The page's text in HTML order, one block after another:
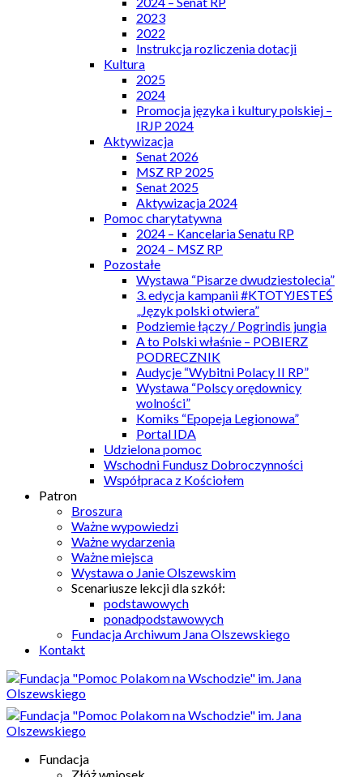
2023
2022
Instrukcja rozliczenia dotacji
Kultura
2025
2024
Promocja języka i kultury polskiej –
IRJP 2024
Aktywizacja
Senat 2026
MSZ RP 2025
Senat 2025
Aktywizacja 2024
Pomoc charytatywna
2024 – Kancelaria Senatu RP
2024 – MSZ RP
Pozostałe
Wystawa “Pisarze dwudziestolecia”
3. edycja kampanii #KTOTYJESTEŚ
„Język polski otwiera”
Podziemie łączy / Pogrindis jungia
A to Polski właśnie – POBIERZ
PODRECZNIK
Audycje “Wybitni Polacy II RP”
Wystawa “Polscy orędownicy
wolności”
Komiks “Epopeja Legionowa”
Portal IDA
Udzielona pomoc
Wschodni Fundusz Dobroczynności
Współpraca z Kościołem
Patron
Broszura
Ważne wypowiedzi
Ważne wydarzenia
Ważne miejsca
Wystawa o Janie Olszewskim
Scenariusze lekcji dla szkół:
podstawowych
ponadpodstawowych
Fundacja Archiwum Jana Olszewskiego
Kontakt
Fundacja